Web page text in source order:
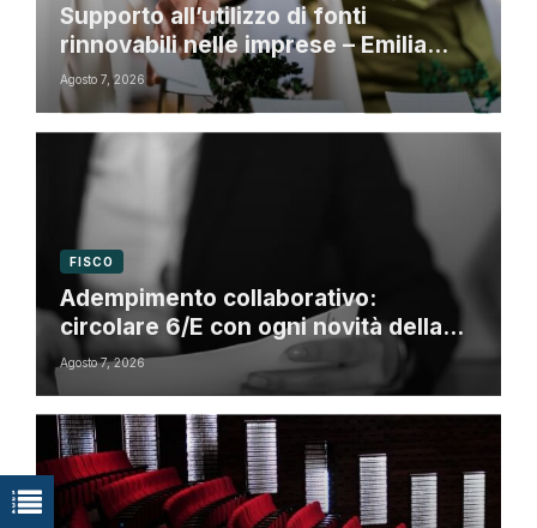
Supporto all’utilizzo di fonti
rinnovabili nelle imprese – Emilia
Romagna
Agosto 7, 2026
FISCO
Adempimento collaborativo:
circolare 6/E con ogni novità della
riforma fiscale
Agosto 7, 2026